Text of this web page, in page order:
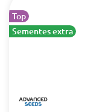
Top
Sementes extra